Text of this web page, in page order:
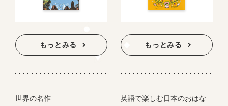
もっとみる もっとみる
世界の名作
英語で楽しむ日本のおはな